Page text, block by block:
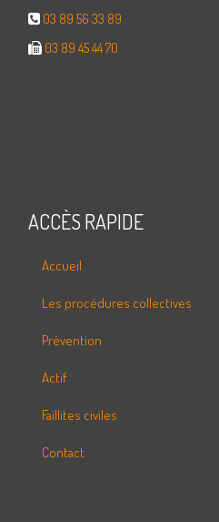
03 89 56 33 89
03 89 45 44 70
ACCÈS RAPIDE
Accueil
Les procédures collectives
Prévention
Actif
Faillites civiles
Contact